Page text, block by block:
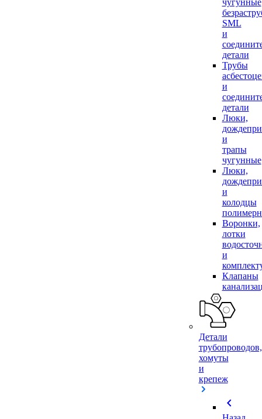
чугунные
SML
и
детали
Трубы
и
детали
Люки,
и
трапы
чугунные
Люки,
и
колодцы
Воронки,
лотки
и
Клапаны
Детали
трубопроводов,
хомуты
и
крепеж
chevron_left